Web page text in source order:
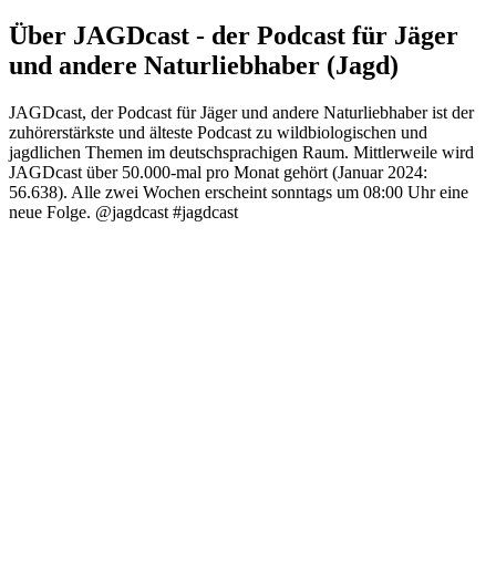
Über JAGDcast - der Podcast für Jäger
und andere Naturliebhaber (Jagd)
JAGDcast, der Podcast für Jäger und andere Naturliebhaber ist der
zuhörerstärkste und älteste Podcast zu wildbiologischen und
jagdlichen Themen im deutschsprachigen Raum. Mittlerweile wird
JAGDcast über 50.000-mal pro Monat gehört (Januar 2024:
56.638). Alle zwei Wochen erscheint sonntags um 08:00 Uhr eine
neue Folge. @jagdcast #jagdcast